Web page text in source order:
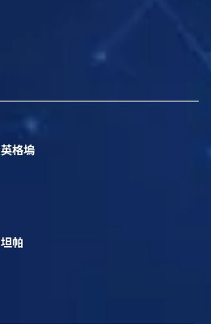
英格塢
坦帕